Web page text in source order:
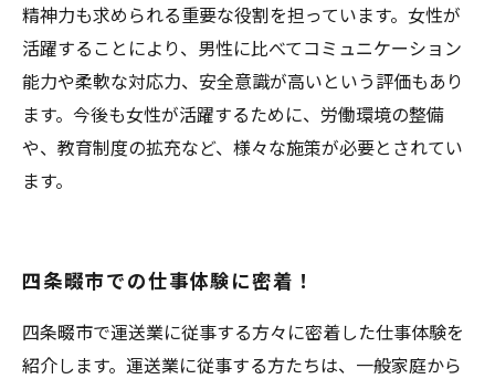
精神力も求められる重要な役割を担っています。女性が
活躍することにより、男性に比べてコミュニケーション
能力や柔軟な対応力、安全意識が高いという評価もあり
ます。今後も女性が活躍するために、労働環境の整備
や、教育制度の拡充など、様々な施策が必要とされてい
ます。
四条畷市での仕事体験に密着！
四条畷市で運送業に従事する方々に密着した仕事体験を
紹介します。運送業に従事する方たちは、一般家庭から